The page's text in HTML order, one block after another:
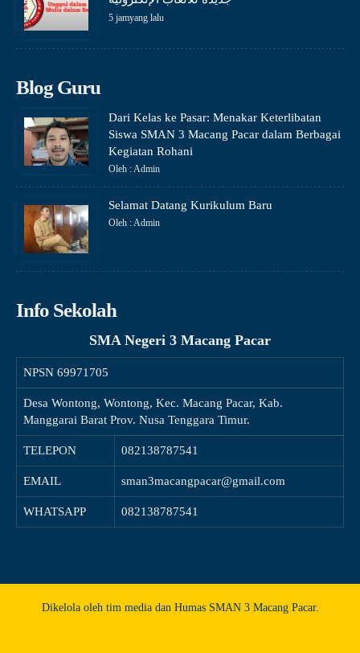
5 jamyang lalu
Blog Guru
Dari Kelas ke Pasar: Menakar Keterlibatan
Siswa SMAN 3 Macang Pacar dalam Berbagai
Kegiatan Rohani
Oleh : Admin
Selamat Datang Kurikulum Baru
Oleh : Admin
Info Sekolah
SMA Negeri 3 Macang Pacar
NPSN 69971705
Desa Wontong, Wontong, Kec. Macang Pacar, Kab.
Manggarai Barat Prov. Nusa Tenggara Timur.
TELEPON 082138787541
EMAIL sman3macangpacar@gmail.com
WHATSAPP 082138787541
Dikelola oleh tim media dan Humas SMAN 3 Macang Pacar.